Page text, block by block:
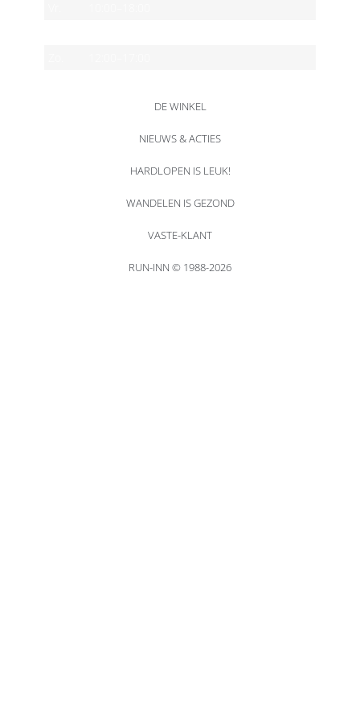
DE WINKEL
NIEUWS & ACTIES
HARDLOPEN IS LEUK!
WANDELEN IS GEZOND
VASTE-KLANT
RUN-INN © 1988-2026